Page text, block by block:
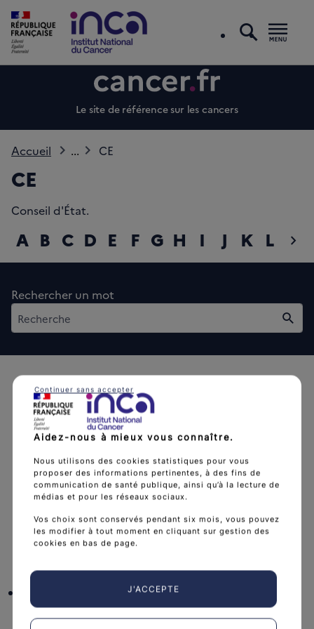
Le site de référence sur les cancers
Accueil ... CE
CE
Conseil d'État.
chevron_right
A B C D E F G H I J K L M
Rechercher un mot
sanitaire et scientifique en cancérologie de l’État.
Découvrir l’Institut arrow_forward
instagram
Aidez-nous à mieux vous connaître.
Nous utilisons des cookies statistiques pour vous
proposer des informations pertinentes, à des fins de
communication de santé publique, ainsi qu’à la lecture de
médias et pour les réseaux sociaux.
Vos choix sont conservés pendant six mois, vous pouvez
les modifier à tout moment en cliquant sur gestion des
cookies en bas de page.
J'ACCEPTE
Continuer sans accepter